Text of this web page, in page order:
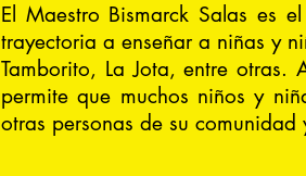
El Maestro Bismarck Salas es
trayectoria a enseñar a niñas y
Tamborito, La Jota, entre otras.
permite que muchos niños y
otras personas de su